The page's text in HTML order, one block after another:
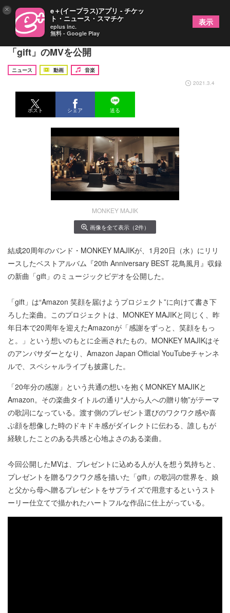
MONKEY MAJIK、Amazonとコラボした新曲
「gift」のMVを公開
ニュース 動画
音楽
2021.3.4
ポスト シェア 送る
MONKEY MAJIK
画像を全て表示（2件）
結成20周年のバンド・MONKEY MAJIKが、1月20日（水）にリリ
ースしたベストアルバム『20th Anniversary BEST 花鳥風月』収録
の新曲「gift」のミュージックビデオを公開した。
「gift」は“Amazon 笑顔を届けようプロジェクト”に向けて書き下
ろした楽曲。このプロジェクトは、MONKEY MAJIKと同じく、昨
年日本で20周年を迎えたAmazonが「感謝をずっと、笑顔をもっ
と。」という想いのもとに企画されたもの。MONKEY MAJIKはそ
のアンバサダーとなり、Amazon Japan Official YouTubeチャンネ
ルで、スペシャルライブも披露した。
「20年分の感謝」という共通の想いを抱くMONKEY MAJIKと
Amazon。その楽曲タイトルの通り“人から人への贈り物”がテーマ
の歌詞になっている。渡す側のプレゼント選びのワクワク感や喜
ぶ顔を想像した時のドキドキ感がダイレクトに伝わる、誰しもが
経験したことのある共感と心地よさのある楽曲。
今回公開したMVは、プレゼントに込める人が人を想う気持ちと、
プレゼントを贈るワクワク感を描いた「gift」の歌詞の世界を、娘
と父から母へ贈るプレゼントをサプライズで用意するというスト
ーリー仕立てで描かれたハートフルな作品に仕上がっている。
× e＋(イープラス)アプリ - チケッ
ト・ニュース・スマチケ
eplus inc.
無料 - Google Play
表示